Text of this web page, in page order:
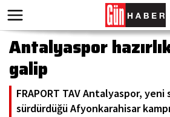
Antalyaspor
galip
FRAPORT TAV Antalyaspor, yeni
sürdürdüğü Afyonkarahisar